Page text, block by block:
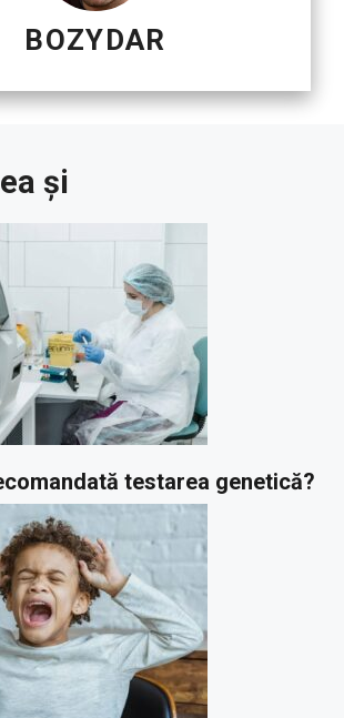
BOZYDAR
și
testarea genetică?